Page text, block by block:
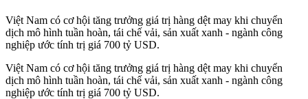
Việt Nam có cơ hội tăng trưởng giá trị hàng dệt may khi chuyển
dịch mô hình tuần hoàn, tái chế vải, sản xuất xanh - ngành công
nghiệp ước tính trị giá 700 tỷ USD.
Việt Nam có cơ hội tăng trưởng giá trị hàng dệt may khi chuyển
dịch mô hình tuần hoàn, tái chế vải, sản xuất xanh - ngành công
nghiệp ước tính trị giá 700 tỷ USD.